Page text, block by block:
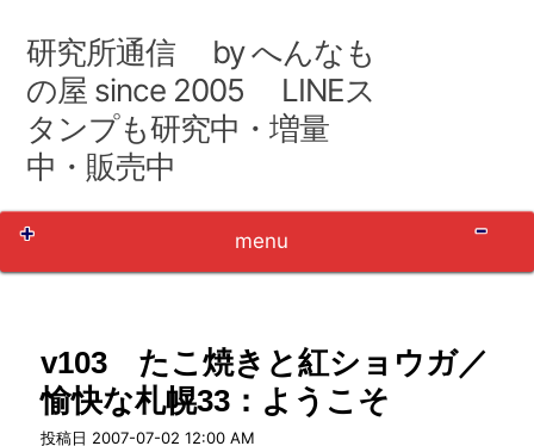
テ
ン
ツ
へ
研究所通信 by へんなも
の屋 since 2005 LINEス
タンプも研究中・増量
中・販売中
menu
v103 たこ焼きと紅ショウガ／
愉快な札幌33：ようこそ
投稿日 2007-07-02 12:00 AM